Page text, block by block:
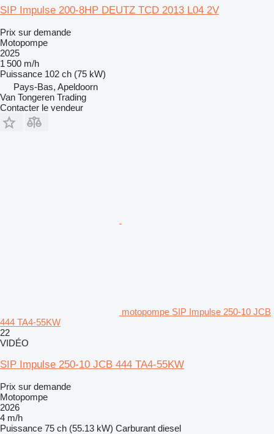
SIP Impulse 200-8HP DEUTZ TCD 2013 L04 2V
Prix sur demande
Motopompe
2025
1 500 m/h
Puissance 102 ch (75 kW)
Pays-Bas, Apeldoorn
Van Tongeren Trading
Contacter le vendeur
motopompe SIP Impulse 250-10 JCB
444 TA4-55KW
22
VIDÉO
SIP Impulse 250-10 JCB 444 TA4-55KW
Prix sur demande
Motopompe
2026
4 m/h
Puissance 75 ch (55.13 kW) Carburant diesel